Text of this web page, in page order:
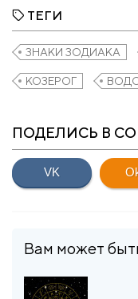
ТЕГИ
ЗНАКИ ЗОДИАКА
КОЗЕРОГ
ПОДЕЛИСЬ В
VK
Вам может